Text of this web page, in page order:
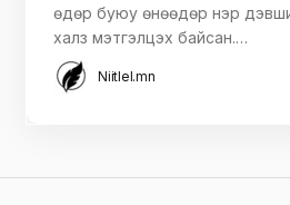
өдөр буюу өнөөдөр нэр
халз мэтгэлцэх байсан.…
Niitlel.mn